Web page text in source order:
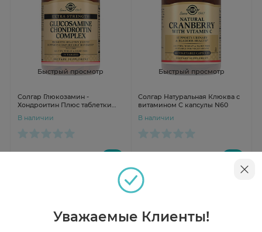
Быстрый просмотр
Солгар Глюкозамин -
Хондроитин Плюс таблетки
В наличии
Быстрый просмотр
Солгар Натуральная Клюква с
витамином C капсулы N60
В наличии
Уважаемые Клиенты!